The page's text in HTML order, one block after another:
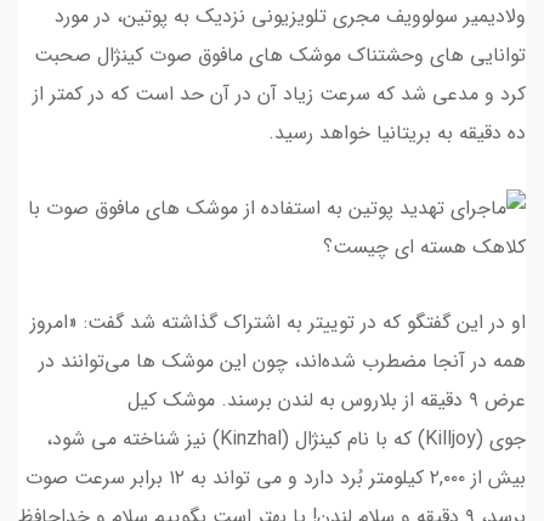
ولادیمیر سولوویف مجری تلویزیونی نزدیک به پوتین، در مورد
توانایی های وحشتناک موشک های مافوق صوت کینژال صحبت
کرد و مدعی شد که سرعت زیاد آن در آن حد است که در کمتر از
ده دقیقه به بریتانیا خواهد رسید.
او در این گفتگو که در توییتر به اشتراک گذاشته شد گفت: «امروز
همه در آنجا مضطرب شده‌اند، چون این موشک ها می‌توانند در
عرض ۹ دقیقه از بلاروس به لندن برسند. موشک کیل
جوی (Killjoy) که با نام کینژال (Kinzhal) نیز شناخته می شود،
بیش از ۲,۰۰۰ کیلومتر بُرد دارد و می تواند به ۱۲ برابر سرعت صوت